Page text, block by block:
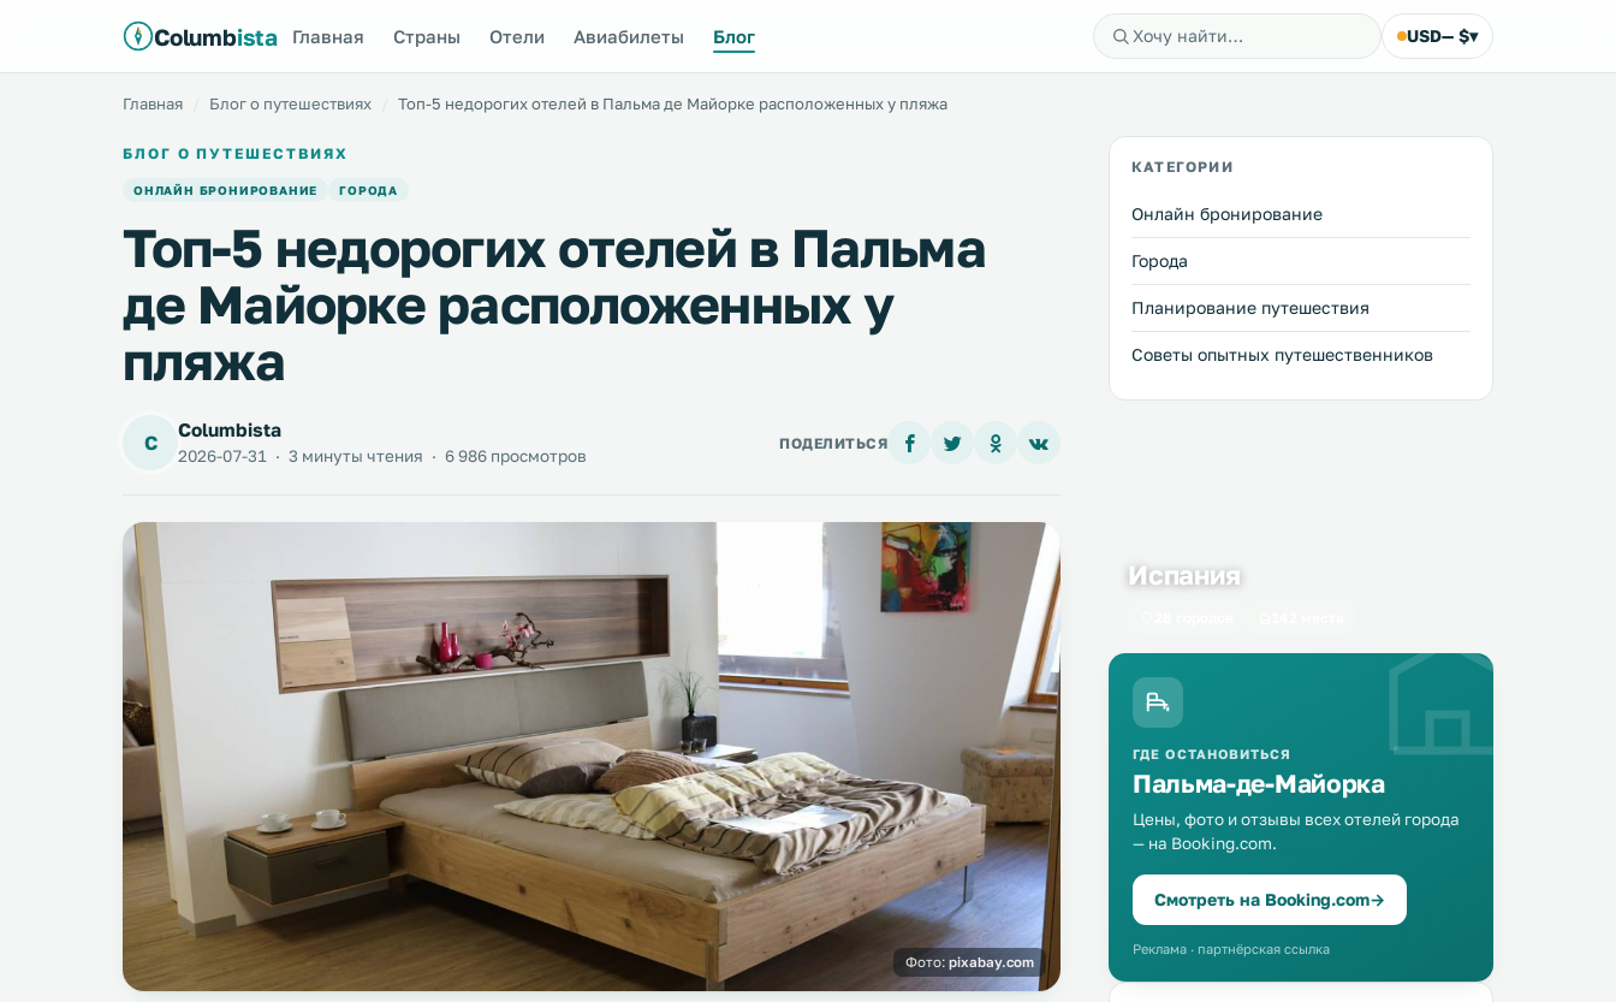
Columbista Главная Страны Отели Авиабилеты Блог USD— $▾
Главная Блог о путешествиях Топ-5 недорогих отелей в Пальма де Майорке расположенных у пляжа
БЛОГ О ПУТЕШЕСТВИЯХ
ОНЛАЙН БРОНИРОВАНИЕ ГОРОДА
Топ-5 недорогих отелей в Пальма
де Майорке расположенных у
пляжа
C
Columbista
2026-07-31 · 3 минуты чтения · 6 986 просмотров
ПОДЕЛИТЬСЯ
Фото: pixabay.com
КАТЕГОРИИ
Онлайн бронирование
Города
Планирование путешествия
Советы опытных путешественников
Испания
ГДЕ ОСТАНОВИТЬСЯ
Пальма-де-Майорка
Цены, фото и отзывы всех отелей города
— на Booking.com.
Смотреть на Booking.com→
Реклама · партнёрская ссылка